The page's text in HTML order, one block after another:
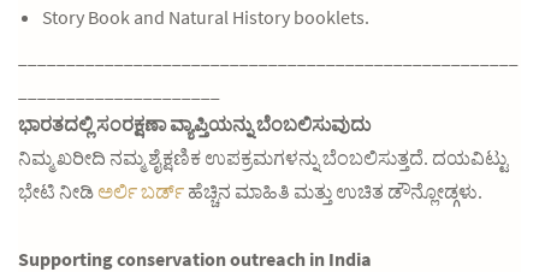
Story Book and Natural History booklets.
ಭಾರತದಲ್ಲಿ ಸಂರಕ್ಷಣಾ ವ್ಯಾಪ್ತಿಯನ್ನು ಬೆಂಬಲಿಸುವುದು
ನಿಮ್ಮ ಖರೀದಿ ನಮ್ಮ ಶೈಕ್ಷಣಿಕ ಉಪಕ್ರಮಗಳನ್ನು ಬೆಂಬಲಿಸುತ್ತದೆ. ದಯವಿಟ್ಟು
ಭೇಟಿ ನೀಡಿ ಅರ್ಲಿ ಬರ್ಡ್ ಹೆಚ್ಚಿನ ಮಾಹಿತಿ ಮತ್ತು ಉಚಿತ ಡೌನ್ಲೋಡ್ಗಳು.
Supporting conservation outreach in India